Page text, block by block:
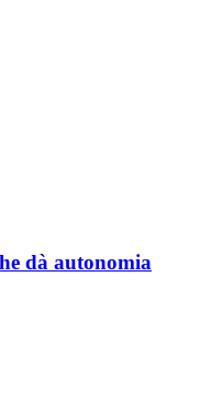
dà autonomia